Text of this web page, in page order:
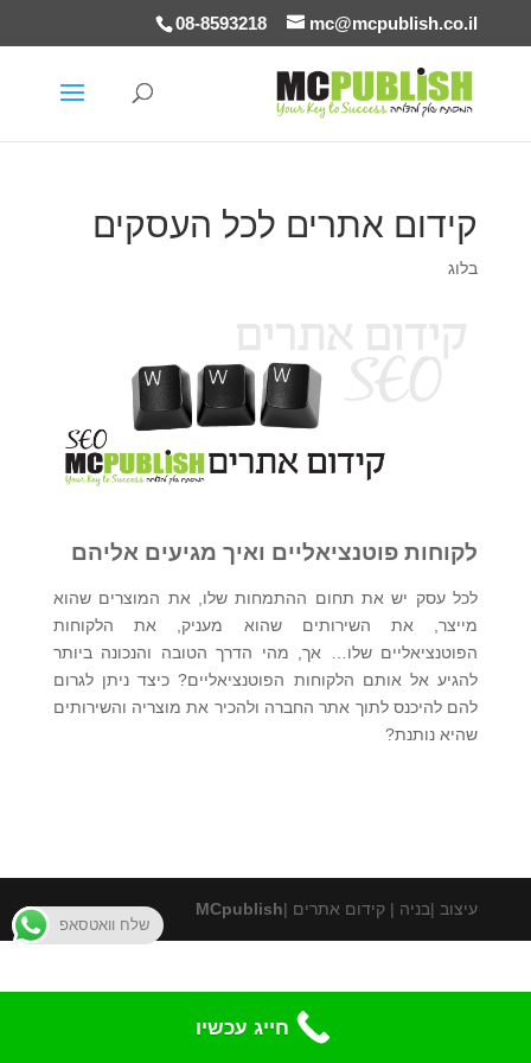
08-8593218 mc@mcpublish.co.il
קידום אתרים לכל העסקים
בלוג
לקוחות פוטנציאליים ואיך מגיעים אליהם
לכל עסק יש את תחום ההתמחות שלו, את המוצרים שהוא
מייצר, את השירותים שהוא מעניק, את הלקוחות
הפוטנציאליים שלו… אך, מהי הדרך הטובה והנכונה ביותר
להגיע אל אותם הלקוחות הפוטנציאליים? כיצד ניתן לגרום
להם להיכנס לתוך אתר החברה ולהכיר את מוצריה והשירותים
שהיא נותנת?
עיצוב |בניה | קידום אתרים |MCpublish
שלח וואטסאפ
חייג עכשיו